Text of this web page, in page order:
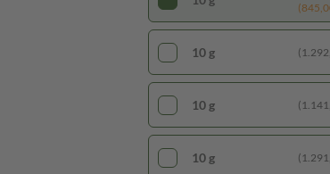
10 g
10 g
10 g